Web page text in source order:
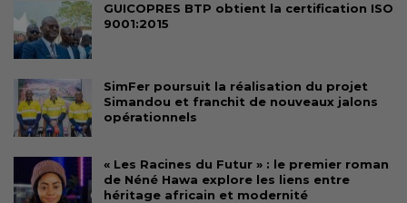
GUICOPRES BTP obtient la certification ISO
9001:2015
SimFer poursuit la réalisation du projet
Simandou et franchit de nouveaux jalons
opérationnels
« Les Racines du Futur » : le premier roman
de Néné Hawa explore les liens entre
héritage africain et modernité